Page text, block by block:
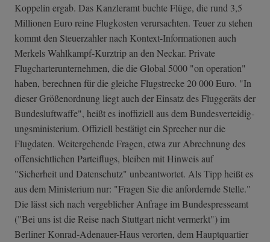
Koppelin ergab. Das Kanzleramt buchte Flüge, die rund 3,5
Millionen Euro reine Flugkosten verursachten. Teuer zu stehen
kommt den Steuerzahler nach Kontext-Informationen auch
Merkels Wahlkampf-Kurztrip an den Neckar. Private
Flugcharterunternehmen, die die Global 5000 "on operation"
haben, berechnen für die gleiche Flugstrecke 20 000 Euro. "In
dieser Größenordnung liegt auch der Einsatz des Fluggeräts der
Bundesluftwaffe", heißt es inoffiziell aus dem Bundesverteidig­
ungsministerium­. Offiziell bestätigt ein Sprecher nur die
Flugdaten. Weitergehende Fragen, etwa zur Abrechnung des
offensichtlichen Parteiflugs, bleiben mit Hinweis auf
"Sicherheit und Datenschutz" unbeantwortet. Als Tipp heißt es
aus dem Ministerium nur: "Fragen Sie die anfordernde Stelle."
Die lässt sich nach vergeblicher Anfrage im Bundespresseamt
("Bei uns ist die Reise nach Stuttgart nicht vermerkt") im
Berliner Konrad-Adenauer-Haus verorten, dem Hauptquartier